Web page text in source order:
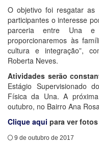
O objetivo foi resgatar
participantes o interesse
parceria entre Una e
proporcionaremos às
cultura e integração”,
Roberta Neves.
Atividades serão
Estágio Supervisionado
Física da Una. A
outubro, no Bairro Ana
Clique aqui para ver
9 de outubro de 2017